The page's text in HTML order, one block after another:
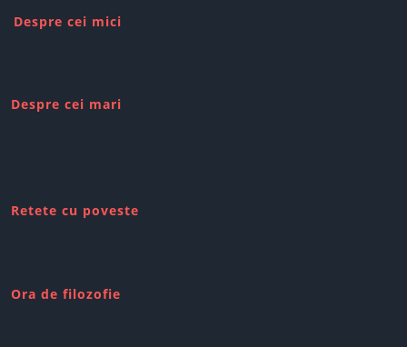
Despre cei mici
Despre cei mari
Retete cu poveste
Ora de filozofie